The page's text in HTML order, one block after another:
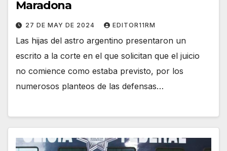
Maradona
27 DE MAY DE 2024 EDITOR11RM
Las hijas del astro argentino presentaron un
escrito a la corte en el que solicitan que el juicio
no comience como estaba previsto, por los
numerosos planteos de las defensas…